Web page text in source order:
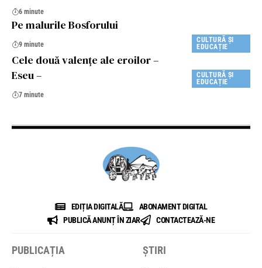
6 minute
CULTURĂ ȘI
EDUCAȚIE
Pe malurile Bosforului
9 minute
CULTURĂ ȘI
EDUCAȚIE
Cele două valenţe ale eroilor –
Eseu –
7 minute
EDIȚIA DIGITALĂ
ABONAMENT DIGITAL
PUBLICĂ ANUNȚ ÎN ZIAR
CONTACTEAZĂ-NE
PUBLICAȚIA ȘTIRI